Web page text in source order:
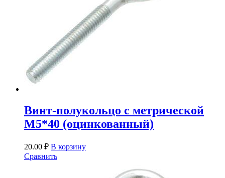
Винт-полукольцо с метрической
М5*40 (оцинкованный)
20.00 ₽ В корзину
Сравнить